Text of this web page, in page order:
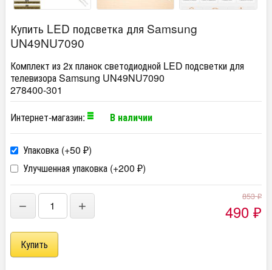
Купить LED подсветка для Samsung
UN49NU7090
Комплект из 2х планок светодиодной LED подсветки для
телевизора Samsung UN49NU7090
278400-301
Интернет-магазин:
В наличии
Упаковка (+50 ₽)
Улучшенная упаковка (+200 ₽)
− +
853₽
490 ₽